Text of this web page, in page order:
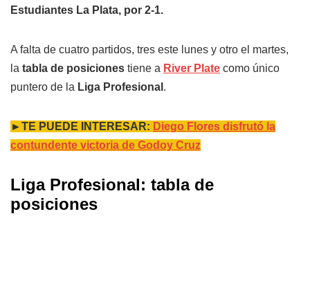
Estudiantes La Plata, por 2-1.
A falta de cuatro partidos, tres este lunes y otro el martes,
la tabla de posiciones tiene a River Plate como único
puntero de la Liga Profesional .
►TE PUEDE INTERESAR: Diego Flores disfrutó la
contundente victoria de Godoy Cruz
Liga Profesional: tabla de
posiciones